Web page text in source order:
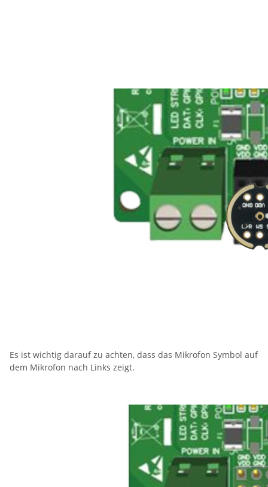
Es ist wichtig darauf zu achten, dass das Mikrofon Symbol auf
dem Mikrofon nach Links zeigt.